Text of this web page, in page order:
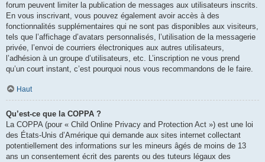
forum peuvent limiter la publication de messages aux utilisateurs inscrits.
En vous inscrivant, vous pouvez également avoir accès à des
fonctionnalités supplémentaires qui ne sont pas disponibles aux visiteurs,
tels que l’affichage d’avatars personnalisés, l’utilisation de la messagerie
privée, l’envoi de courriers électroniques aux autres utilisateurs,
l’adhésion à un groupe d’utilisateurs, etc. L’inscription ne vous prend
qu’un court instant, c’est pourquoi nous vous recommandons de le faire.
Haut
Qu’est-ce que la COPPA ?
La COPPA (pour « Child Online Privacy and Protection Act ») est une loi
des États-Unis d’Amérique qui demande aux sites internet collectant
potentiellement des informations sur les mineurs âgés de moins de 13
ans un consentement écrit des parents ou des tuteurs légaux des